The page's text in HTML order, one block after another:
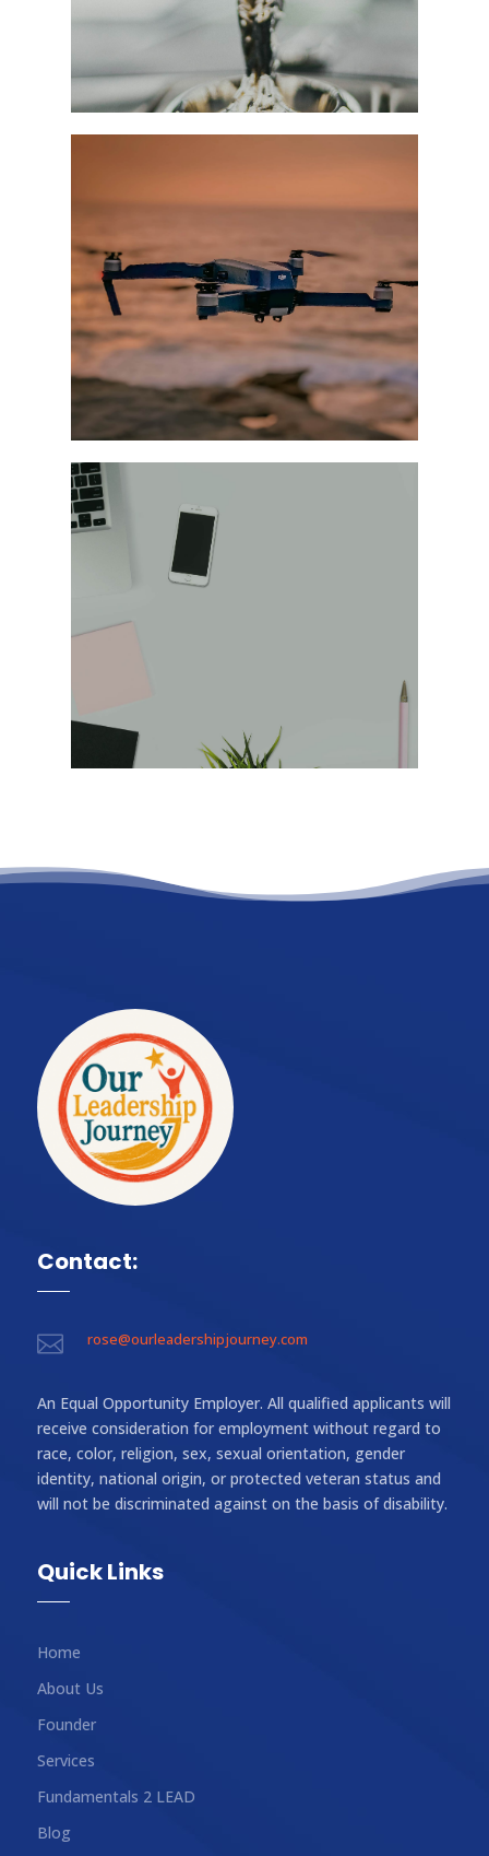
Contact:
 rose@ourleadershipjourney.com
An Equal Opportunity Employer. All qualified applicants will
receive consideration for employment without regard to
race, color, religion, sex, sexual orientation, gender
identity, national origin, or protected veteran status and
will not be discriminated against on the basis of disability.
Quick Links
Home
About Us
Founder
Services
Fundamentals 2 LEAD
Blog